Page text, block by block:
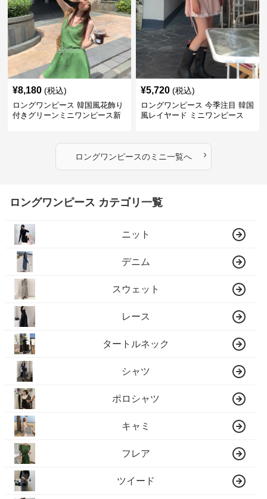
¥8,180 (税込)
ロングワンピース 韓国風花飾り
付きグリーンミニワンピース新
¥5,720 (税込)
ロングワンピース 今季注目 韓国
風レイヤード ミニワンピース
ロングワンピースのミニ一覧へ ›
ロングワンピース カテゴリ一覧
ニット
デニム
スウェット
レース
タートルネック
シャツ
ポロシャツ
キャミ
フレア
ツイード